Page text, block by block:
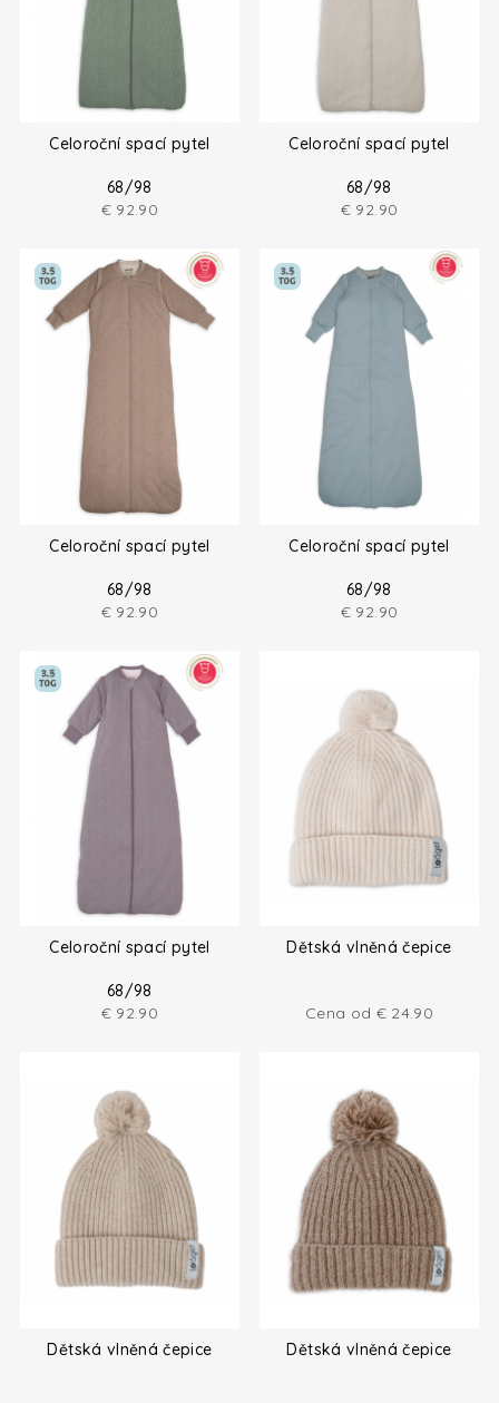
Celoroční spací pytel
68/98
€ 92.90
Celoroční spací pytel
68/98
€ 92.90
Celoroční spací pytel
68/98
€ 92.90
Celoroční spací pytel
68/98
€ 92.90
Celoroční spací pytel
68/98
€ 92.90
Dětská vlněná čepice
Cena od € 24.90
Dětská vlněná čepice Dětská vlněná čepice